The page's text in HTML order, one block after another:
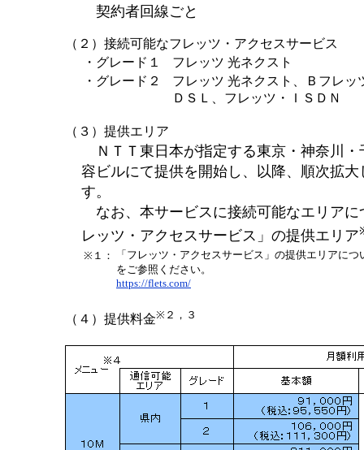
契約者回線ごと
（２）接続可能なフレッツ・アクセスサービス
・グレード１
フレッツ 光ネクスト
・グレード２
フレッツ 光ネクスト、Ｂフレッ
ＤＳＬ、フレッツ・ＩＳＤＮ
（３）提供エリア
ＮＴＴ東日本が指定する東京・神奈川・
容ビルにて提供を開始し、以降、順次拡
す。
なお、本サービスに接続可能なエリアに
レッツ・アクセスサービス」の提供エリア
※１：
「フレッツ・アクセスサービス」の提供エリアに
をご参照ください。
https://flets.com/
（４）提供料金※２，３